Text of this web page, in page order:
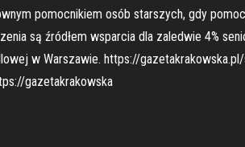
pomocnikiem osób starszych, gdy
są źródłem wsparcia dla zaledwie 4%
w Warszawie. https://
gazetakrakowska